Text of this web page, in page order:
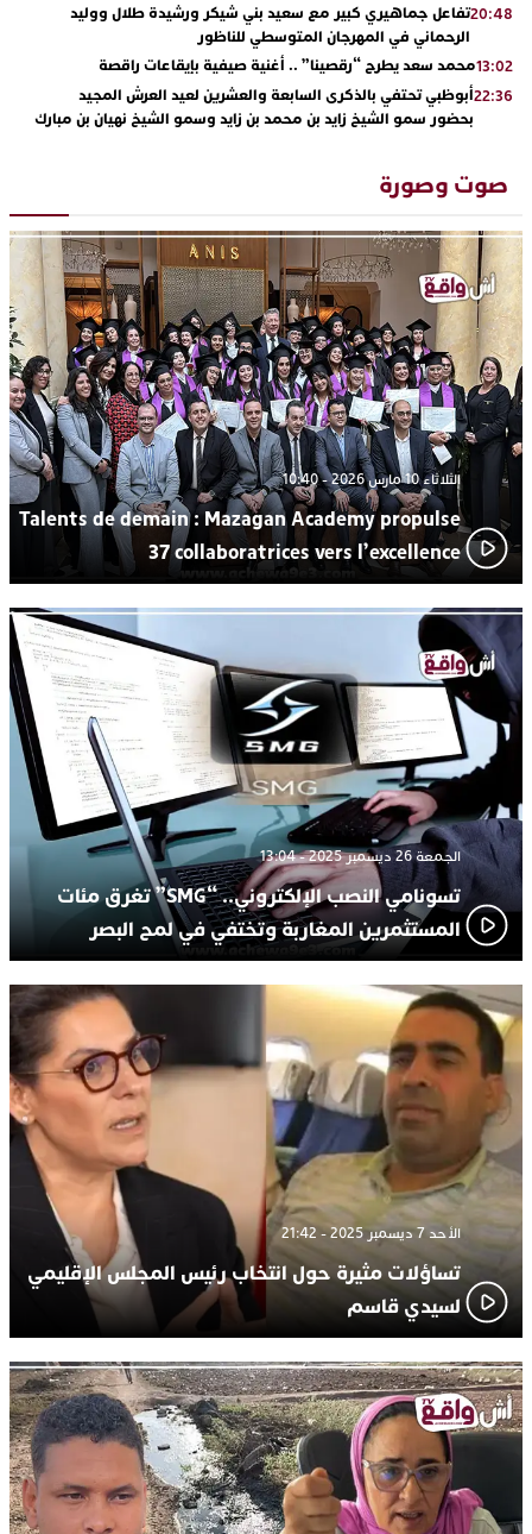
20:48تفاعل جماهيري كبير مع سعيد بني شيكر ورشيدة طلال ووليد
الرحماني في المهرجان المتوسطي للناظور
13:02محمد سعد يطرح “رقصينا” .. أغنية صيفية بإيقاعات راقصة
22:36أبوظبي تحتفي بالذكرى السابعة والعشرين لعيد العرش المجيد
بحضور سمو الشيخ زايد بن محمد بن زايد وسمو الشيخ نهيان بن مبارك
“كوفرة فالغيس”
19:11يقظة أمنية تنهي كابوس الفتاة القاصر: كواليس مثيرة لعملية تحرير
17:27 اتحاد المقاولات الإعلامية يقود قاطرة التكوين بالجديدة ويستضيف
الإعلامي سعيد بلفقير في دورة استثنائية
23:18ترسيخا لثقافة ترشيد الموارد المائية.. اختتام فعاليات النسخة الثانية
من “القرية الذكية للماء” بمركز الاصطياف ببوزنيقة
صوت وصورة
الثلاثاء 10 مارس 2026 - 10:40
Talents de demain : Mazagan Academy propulse
37 collaboratrices vers l’excellence
الجمعة 26 ديسمبر 2025 - 13:04
تسونامي النصب الإلكتروني.. “SMG” تغرق مئات
المستثمرين المغاربة وتختفي في لمح البصر
الأحد 7 ديسمبر 2025 - 21:42
تساؤلات مثيرة حول انتخاب رئيس المجلس الإقليمي
لسيدي قاسم